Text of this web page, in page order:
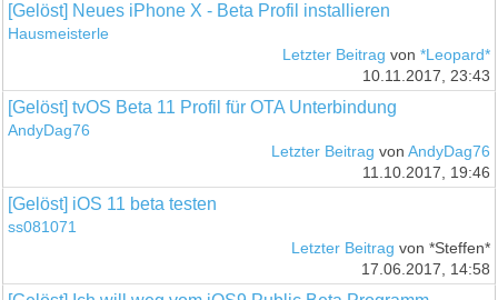
[Gelöst] Neues iPhone X - Beta Profil installieren
Hausmeisterle
Letzter Beitrag von *Leopard*
10.11.2017, 23:43
[Gelöst] tvOS Beta 11 Profil für OTA Unterbindung
AndyDag76
Letzter Beitrag von AndyDag76
11.10.2017, 19:46
[Gelöst] iOS 11 beta testen
ss081071
Letzter Beitrag von *Steffen*
17.06.2017, 14:58